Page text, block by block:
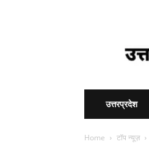
उत्तरप्रदेश
Home टॉप न्यूज़